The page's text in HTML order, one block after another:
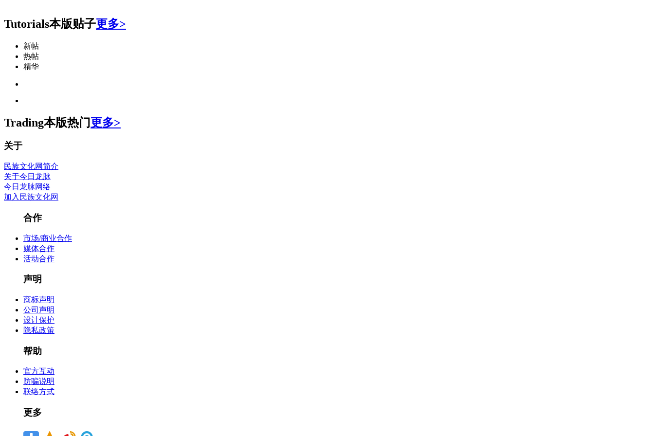
Tutorials本版贴子更多>
新帖
热帖
精华
Trading本版热门更多>
关于
民族文化网简介
关于今日龙脉
今日龙脉网络
加入民族文化网
合作
市场/商业合作
媒体合作
活动合作
声明
商标声明
公司声明
设计保护
隐私政策
帮助
官方互动
防骗说明
联络方式
更多